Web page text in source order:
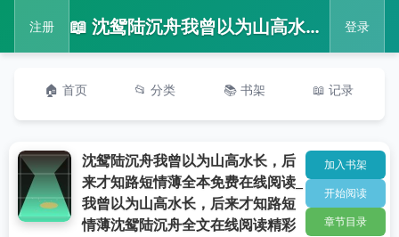
注册 📖 沈鸳陆沉舟我曾以为山高水长，后来才知路短情薄全本免费在线阅读_我曾以为山高水长，后来才知路短情薄沈鸳陆沉舟全文在线阅读精彩小说 登录
🏠 首页 📂 分类 📚 书架 📖 记录
沈鸳陆沉舟我曾以为山高水长，后
来才知路短情薄全本免费在线阅读_
我曾以为山高水长，后来才知路短
情薄沈鸳陆沉舟全文在线阅读精彩
加入书架
开始阅读
章节目录